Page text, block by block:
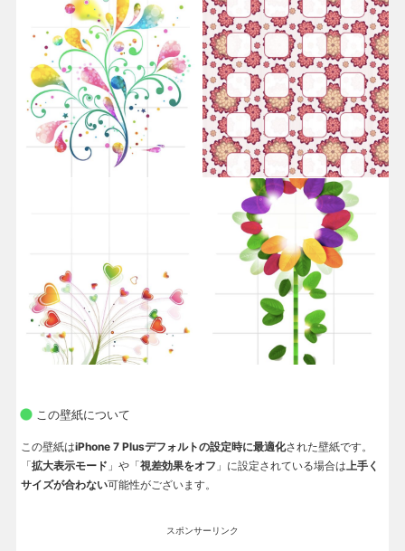
この壁紙について
この壁紙はiPhone 7 Plusデフォルトの設定時に最適化された壁紙です。
「拡大表示モード 」や「視差効果をオフ 」に設定されている場合は上手く
サイズが合わない可能性がございます。
スポンサーリンク